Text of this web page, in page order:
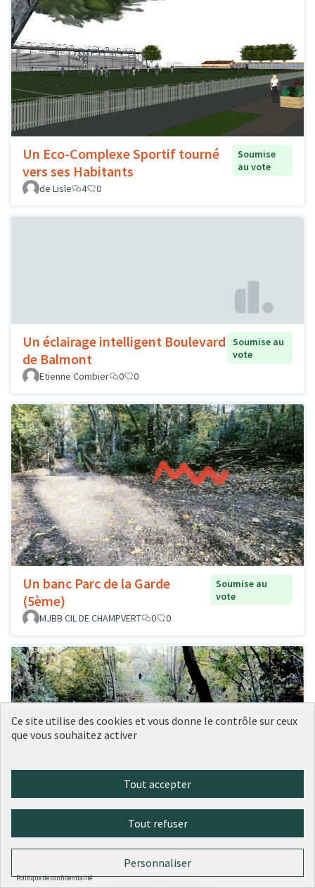
Un Eco-Complexe Sportif tourné
vers ses Habitants
Soumise
au vote
de Lisle
4 0
Un éclairage intelligent Boulevard
de Balmont
Soumise au
vote
Etienne Combier
0 0
Un banc Parc de la Garde
(5ème)
Soumise au
vote
MJBB CIL DE CHAMPVERT
0 0
Un banc avec dossier Voie Verte et
au vote
MJBB CIL DE CHAMPVERT
0 0
Ce site utilise des cookies et vous donne le contrôle sur ceux
que vous souhaitez activer
Tout accepter
Tout refuser
Personnaliser
Politique de confidentialité